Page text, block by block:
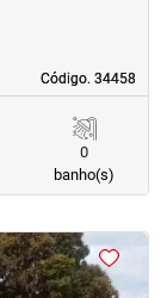
Código. 34458
Código. 34458
0
banho(s)